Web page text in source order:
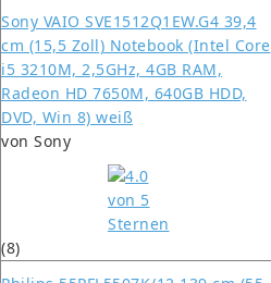
Sony VAIO SVE1512Q1EW.G4 39,4
cm (15,5 Zoll) Notebook (Intel Core
i5 3210M, 2,5GHz, 4GB RAM,
Radeon HD 7650M, 640GB HDD,
DVD, Win 8) weiß
von Sony
(8)